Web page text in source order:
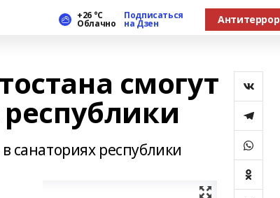
+26 °С
Облачно
Подписаться
на Дзен Антитеррор
смогут
санаториях республики